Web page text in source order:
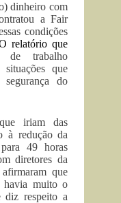
dinheiro com
a Fair
condições
relatório que
de trabalho
situações que
do
iriam das
à redução da
49 horas
diretores da
que
havia muito o
diz respeito a